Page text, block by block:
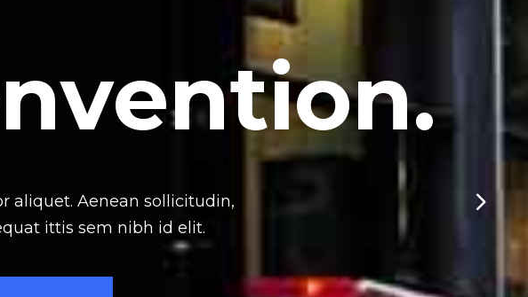
aliquet. Aenean sollicitudin,
ittis sem nibh id elit.